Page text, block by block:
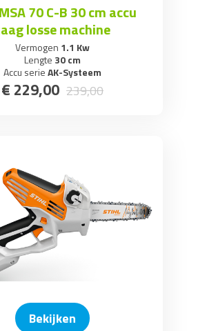
70 C-B 30 cm accu
losse machine
Vermogen 1.1 Kw
Lengte 30 cm
Accu serieAK-Systeem
€ 229,00 239,00
Bekijken